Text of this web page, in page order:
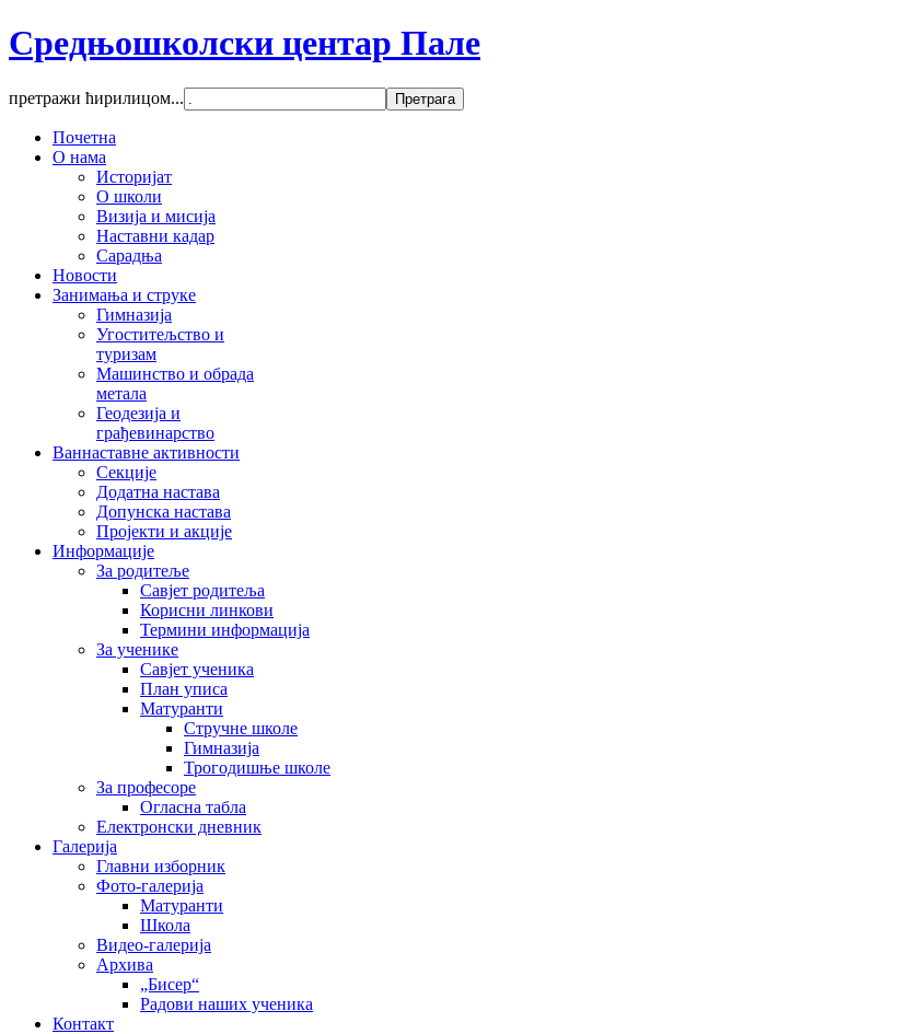
Средњошколски центар Пале
претражи ћирилицом...
Почетна
О нама
Историјат
О школи
Визија и мисија
Наставни кадар
Сарадња
Новости
Занимања и струке
Гимназија
Угоститељство и
туризам
Машинство и обрада
метала
Геодезија и
грађевинарство
Ваннаставне активности
Секције
Додатна настава
Допунска настава
Пројекти и акције
Информације
За родитеље
Савјет родитеља
Корисни линкови
Термини информација
За ученике
Савјет ученика
План уписа
Матуранти
Стручне школе
Гимназија
Трогодишње школе
За професоре
Огласна табла
Електронски дневник
Галерија
Главни изборник
Фото-галерија
Матуранти
Школа
Видео-галерија
Архива
„Бисер“
Радови наших ученика
Контакт